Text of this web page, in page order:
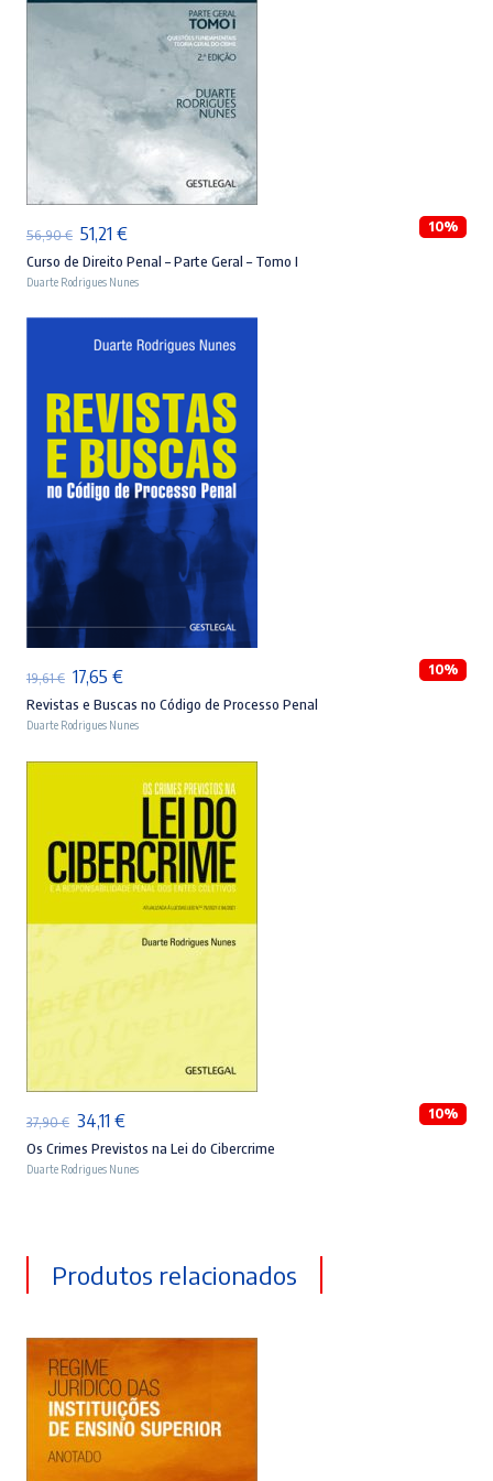
ADICIONAR
56,90€ O
preço
original
era:
56,90 €.
51,21 €O
preço
atual
é:
51,21 €.
10%
Curso de Direito Penal – Parte Geral – Tomo I
Duarte Rodrigues Nunes
LER MAIS
19,61€ O
preço
original
era:
17,65 €O
preço
atual
é:
17,65 €.
10%
Revistas e Buscas no Código de Processo Penal
Duarte Rodrigues Nunes
37,90€ O
preço
original
34,11 €O
preço
atual
10%
Os Crimes Previstos na Lei do Cibercrime
Duarte Rodrigues Nunes
Produtos relacionados